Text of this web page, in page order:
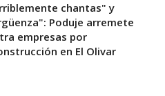
chantas" y
Poduje arremete
empresas por
en El Olivar